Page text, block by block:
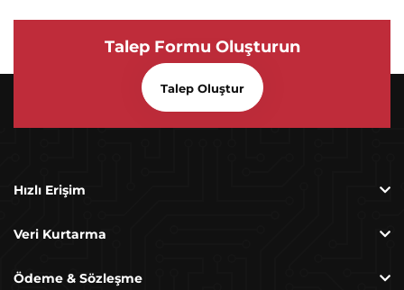
Talep Formu Oluşturun
Talep Oluştur
Hızlı Erişim
Veri Kurtarma
Ödeme & Sözleşme